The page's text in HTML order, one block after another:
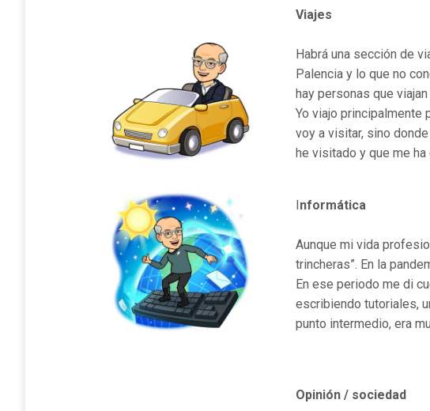
Viajes
Habrá una sección de
Palencia y lo que no
hay personas que
Yo viajo principalmente
voy a visitar, sino
he visitado y que me
Informática
Aunque mi vida
trincheras”. En la
En ese periodo me di
escribiendo tutoriales,
punto intermedio, era
Opinión / sociedad